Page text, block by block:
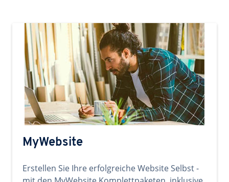
MyWebsite
Erstellen Sie Ihre erfolgreiche Website Selbst -